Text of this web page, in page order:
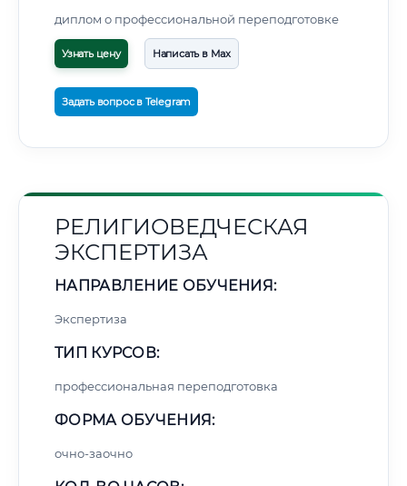
диплом о профессиональной переподготовке
Узнать цену Написать в Max
Задать вопрос в Telegram
РЕЛИГИОВЕДЧЕСКАЯ
ЭКСПЕРТИЗА
НАПРАВЛЕНИЕ ОБУЧЕНИЯ:
Экспертиза
ТИП КУРСОВ:
профессиональная переподготовка
ФОРМА ОБУЧЕНИЯ:
очно-заочно